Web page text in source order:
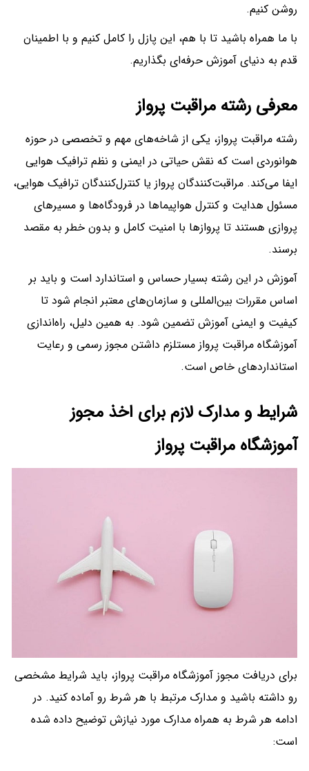
روشن کنیم.
با ما همراه باشید تا با هم، این پازل را کامل کنیم و با اطمینان
قدم به دنیای آموزش حرفه‌ای بگذاریم.
معرفی رشته مراقبت پرواز
رشته مراقبت پرواز، یکی از شاخه‌های مهم و تخصصی در حوزه
هوانوردی است که نقش حیاتی در ایمنی و نظم ترافیک هوایی
ایفا می‌کند. مراقبت‌کنندگان پرواز یا کنترل‌کنندگان ترافیک هوایی،
مسئول هدایت و کنترل هواپیماها در فرودگاه‌ها و مسیرهای
پروازی هستند تا پروازها با امنیت کامل و بدون خطر به مقصد
برسند.
آموزش در این رشته بسیار حساس و استاندارد است و باید بر
اساس مقررات بین‌المللی و سازمان‌های معتبر انجام شود تا
کیفیت و ایمنی آموزش تضمین شود. به همین دلیل، راه‌اندازی
آموزشگاه مراقبت پرواز مستلزم داشتن مجوز رسمی و رعایت
استانداردهای خاص است.
شرایط و مدارک لازم برای اخذ مجوز
آموزشگاه مراقبت پرواز
برای دریافت مجوز آموزشگاه مراقبت پرواز، باید شرایط مشخصی
رو داشته باشید و مدارک مرتبط با هر شرط رو آماده کنید. در
ادامه هر شرط به همراه مدارک مورد نیازش توضیح داده شده
است: